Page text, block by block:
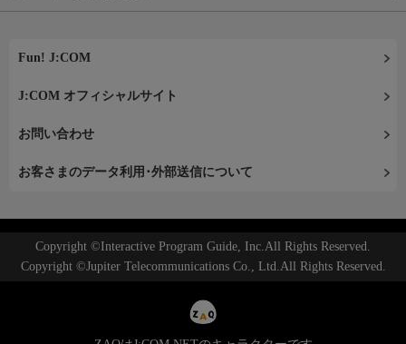
Fun! J:COM
J:COM オフィシャルサイト
お問い合わせ
お客さまのデータ利用･外部送信について
Copyright ©Interactive Program Guide, Inc.All Rights Reserved.
Copyright ©Jupiter Telecommunications Co., Ltd.All Rights Reserved.